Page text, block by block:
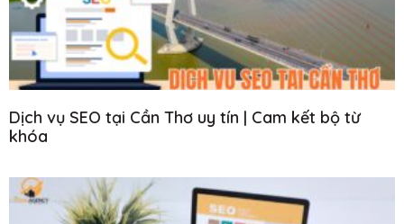
Dịch vụ SEO tại Cần Thơ uy tín | Cam kết bộ từ
khóa